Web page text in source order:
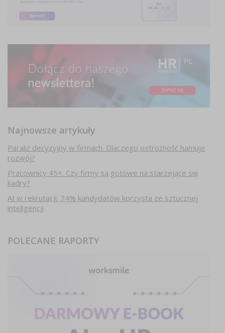
Najnowsze artykuły
Paraliż decyzyjny w firmach. Dlaczego ostrożność hamuje
rozwój?
Pracownicy 45+. Czy firmy są gotowe na starzejące się
kadry?
AI w rekrutacji. 74% kandydatów korzysta ze sztucznej
inteligencji
POLECANE RAPORTY